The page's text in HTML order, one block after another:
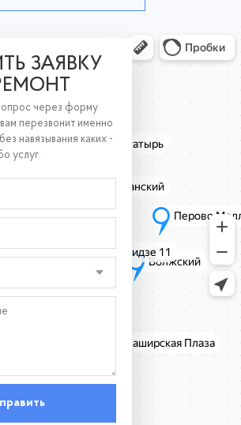
ЗАЯВКУ
через форму
перезвонит именно
навязывания каких -
услуг.